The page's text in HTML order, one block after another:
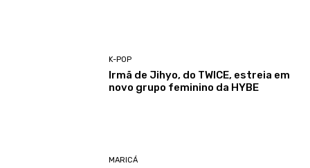
K-POP
Irmã de Jihyo, do TWICE, estreia em
novo grupo feminino da HYBE
MARICÁ